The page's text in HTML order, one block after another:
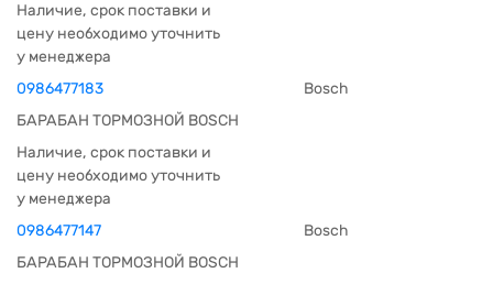
Наличие, срок поставки и
цену необходимо уточнить
у менеджера
0986477183
Bosch
БАРАБАН ТОРМОЗНОЙ BOSCH
Наличие, срок поставки и
цену необходимо уточнить
у менеджера
0986477147
Bosch
БАРАБАН ТОРМОЗНОЙ BOSCH